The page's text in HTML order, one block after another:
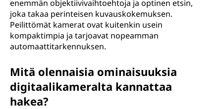
enemmän objektiivivaihtoehtoja ja optinen etsin,
joka takaa perinteisen kuvauskokemuksen.
Peilittömät kamerat ovat kuitenkin usein
kompaktimpia ja tarjoavat nopeamman
automaattitarkennuksen.
Mitä olennaisia ominaisuuksia
digitaalikameralta kannattaa
hakea?